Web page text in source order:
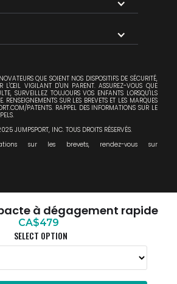
QUE SOIENT NOS DISPOSITIFS DE SÉCURITÉ,
L'ŒIL VIGILANT D'UN PARENT. ASSUREZ-VOUS QUE
SURVEILLEZ TOUJOURS VOS ENFANTS LORSQU'ILS
SUR LES BREVETS ET LES MARQUES
PATENTS. RAPPEL DES INFORMATIONS SUR LE
JUMPSPORT, INC. TOUS DROITS RÉSERVÉS.
sur les brevets, rendez-vous sur
à dégagement rapide
CA$479
SELECT OPTION